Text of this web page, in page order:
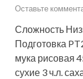
Оставьте
Сложность
Подготовка
мука рисовая
сухие 3 ч.л.